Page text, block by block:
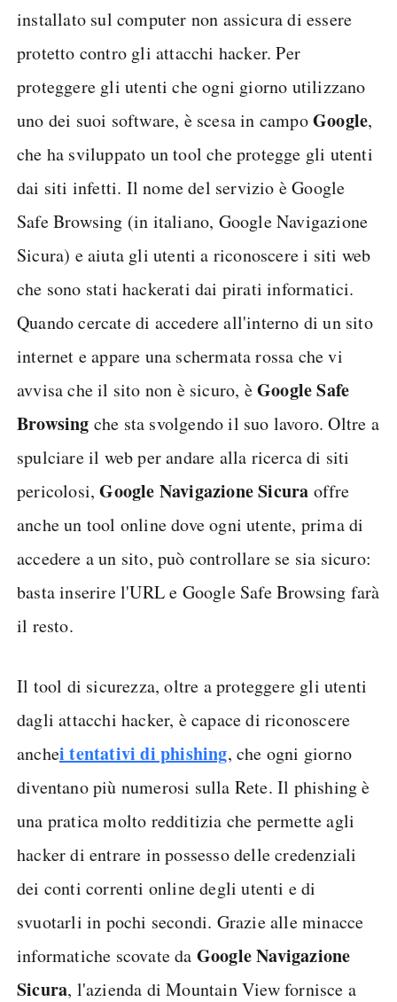
installato sul computer non assicura di essere
protetto contro gli attacchi hacker. Per
proteggere gli utenti che ogni giorno utilizzano
uno dei suoi software, è scesa in campoGoogle,
che ha sviluppato un tool che protegge gli utenti
dai siti infetti. Il nome del servizio è Google
Safe Browsing (in italiano, Google Navigazione
Sicura) e aiuta gli utenti a riconoscere i siti web
che sono stati hackerati dai pirati informatici.
Quando cercate di accedere all'interno di un sito
internet e appare una schermata rossa che vi
avvisa che il sito non è sicuro, èGoogle Safe
Browsing che sta svolgendo il suo lavoro. Oltre a
spulciare il web per andare alla ricerca di siti
pericolosi,Google Navigazione Sicura offre
anche un tool online dove ogni utente, prima di
accedere a un sito, può controllare se sia sicuro:
basta inserire l'URL e Google Safe Browsing farà
il resto.
Il tool di sicurezza, oltre a proteggere gli utenti
dagli attacchi hacker, è capace di riconoscere
anchei tentativi di phishing, che ogni giorno
diventano più numerosi sulla Rete. Il phishing è
una pratica molto redditizia che permette agli
hacker di entrare in possesso delle credenziali
dei conti correnti online degli utenti e di
svuotarli in pochi secondi. Grazie alle minacce
informatiche scovate da Google Navigazione
Sicura, l'azienda di Mountain View fornisce a